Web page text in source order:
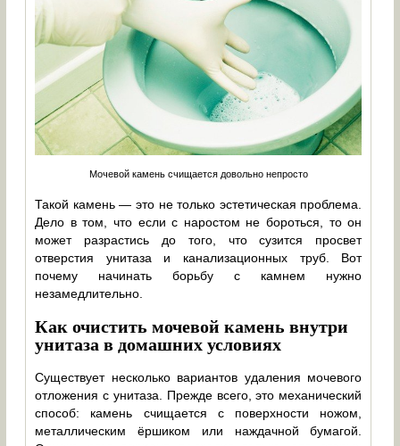
Мочевой камень счищается довольно непросто
Такой камень — это не только эстетическая проблема.
Дело в том, что если с наростом не бороться, то он
может разрастись до того, что сузится просвет
отверстия унитаза и канализационных труб. Вот
почему начинать борьбу с камнем нужно
незамедлительно.
Как очистить мочевой камень внутри
унитаза в домашних условиях
Существует несколько вариантов удаления мочевого
отложения с унитаза. Прежде всего, это механический
способ: камень счищается с поверхности ножом,
металлическим ёршиком или наждачной бумагой.